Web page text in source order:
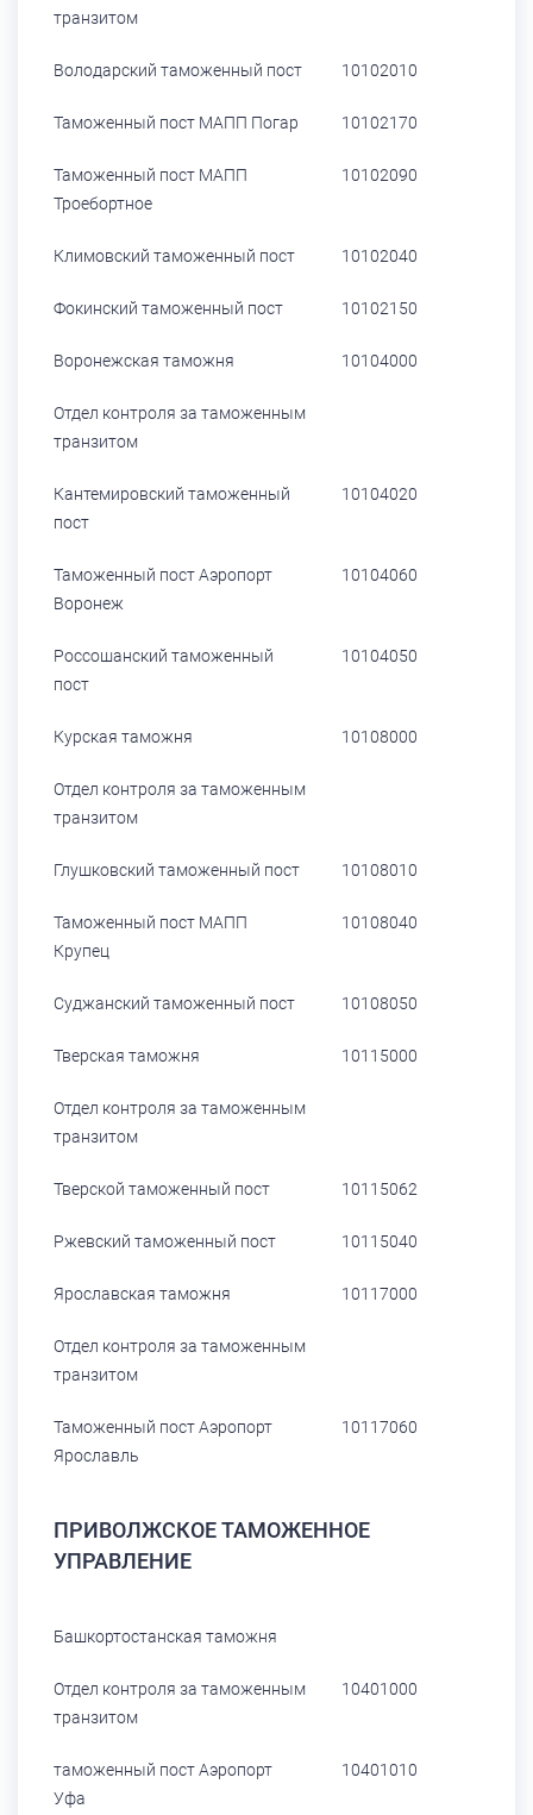
транзитом
Володарский таможенный пост 10102010
Таможенный пост МАПП Погар 10102170
Таможенный пост МАПП
Троебортное
10102090
Климовский таможенный пост 10102040
Фокинский таможенный пост 10102150
Воронежская таможня 10104000
Отдел контроля за таможенным
транзитом
Кантемировский таможенный
пост
10104020
Таможенный пост Аэропорт
Воронеж
10104060
Россошанский таможенный
пост
10104050
Курская таможня 10108000
Отдел контроля за таможенным
транзитом
Глушковский таможенный пост 10108010
Таможенный пост МАПП
Крупец
10108040
Суджанский таможенный пост 10108050
Тверская таможня 10115000
Отдел контроля за таможенным
транзитом
Тверской таможенный пост 10115062
Ржевский таможенный пост 10115040
Ярославская таможня 10117000
Отдел контроля за таможенным
транзитом
Таможенный пост Аэропорт
Ярославль
10117060
ПРИВОЛЖСКОЕ ТАМОЖЕННОЕ
УПРАВЛЕНИЕ
Башкортостанская таможня
Отдел контроля за таможенным
транзитом
10401000
таможенный пост Аэропорт
Уфа
10401010